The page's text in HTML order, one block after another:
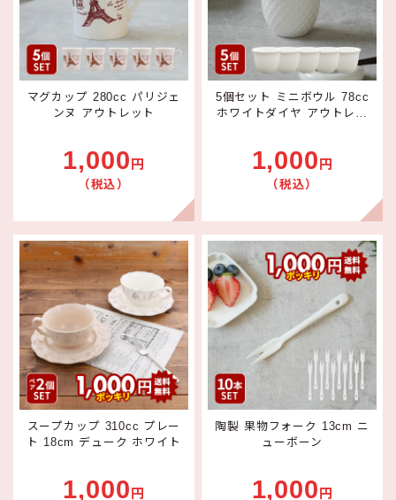
マグカップ 280cc パリジェ
ンヌ アウトレット
1,000 円
（税込）
5個セット ミニボウル 78cc
ホワイトダイヤ アウトレッ
1,000 円
（税込）
スープカップ 310cc プレー
ト 18cm デューク ホワイト
1,000 円
陶製 果物フォーク 13cm ニ
ューボーン
1,000 円